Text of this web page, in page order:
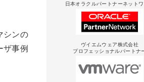
シンの
ザ事例
日本オラクルパートナーネットワ
ヴイエムウェア株式会社
プロフェッショナルパートナ